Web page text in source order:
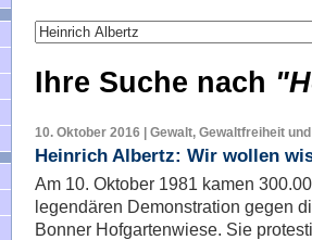
Ihre Suche nach
10. Oktober 2016 | Gewalt, Gewaltfreiheit
Heinrich Albertz: Wir wollen
Am 10. Oktober 1981 kamen
legendären Demonstration gegen
Bonner Hofgartenwiese. Sie